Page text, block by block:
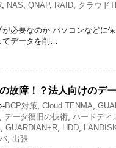
, NAS, QNAP, RAID, クラウド
が必要なのか パソコンなどに
てデータを削…
故障！？法人向けのデ
-BCP対策, Cloud TENMA,
, データ復旧の技術, ハードディ
, GUARDIAN+R, HDD,
, 出張